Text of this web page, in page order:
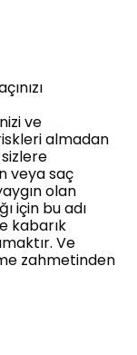
ve
almadan
veya saç
olan
için bu adı
kabarık
Ve
zahmetinden